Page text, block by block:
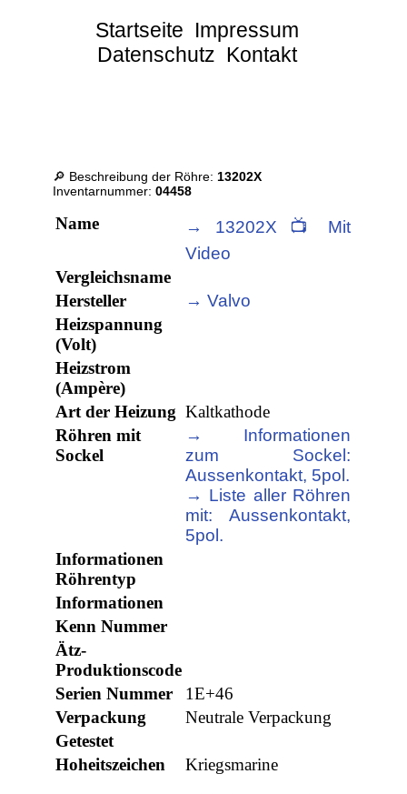
Startseite Impressum
Datenschutz Kontakt
🔎 Beschreibung der Röhre: 13202X
Inventarnummer:04458
Name
→ 13202X 📺 Mit
Video
Vergleichsname
Hersteller
→ Valvo
Heizspannung
(Volt)
Heizstrom
(Ampère)
Art der Heizung Kaltkathode
Röhren mit
Sockel
→ Informationen
zum Sockel:
Aussenkontakt, 5pol.
→ Liste aller Röhren
mit: Aussenkontakt,
5pol.
Informationen
Röhrentyp
Informationen
Kenn Nummer
Ätz-
Produktionscode
Serien Nummer
1E+46
Verpackung
Neutrale Verpackung
Getestet
Hoheitszeichen
Kriegsmarine